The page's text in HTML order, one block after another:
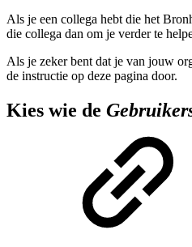
Als je een collega hebt die het
die collega dan om je verder te
Als je zeker bent dat je van jouw
de instructie op deze pagina door.
Kies wie de